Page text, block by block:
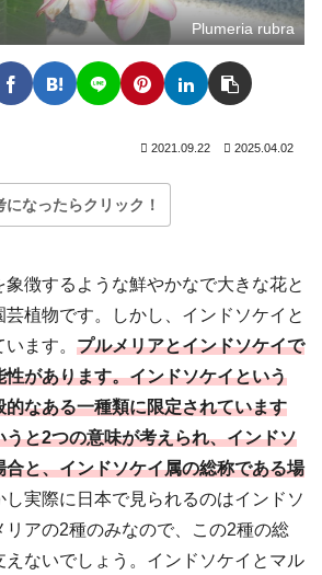
Plumeria rubra
2021.09.22 2025.04.02
なったらクリック！
徴するような鮮やかなで大きな花と
植物です。しかし、インドソケイと
ます。 プルメリアとインドソケイで
性があります。インドソケイという
的なある一種類に限定されています
うと2つの意味が考えられ、インドソ
合と、インドソケイ属の総称である場
し実際に日本で見られるのはインドソ
リアの2種のみなので、この2種の総
えないでしょう。インドソケイとマル